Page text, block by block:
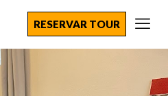
RESERVAR TOUR